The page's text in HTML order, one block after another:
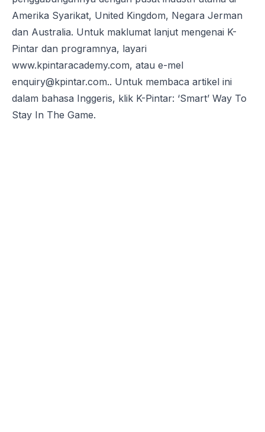
Amerika Syarikat, United Kingdom, Negara Jerman
dan Australia. Untuk maklumat lanjut mengenai K-
Pintar dan programnya, layari
www.kpintaracademy.com, atau e-mel
enquiry@kpintar.com.. Untuk membaca artikel ini
dalam bahasa Inggeris, klik K-Pintar: ‘Smart’ Way To
Stay In The Game.